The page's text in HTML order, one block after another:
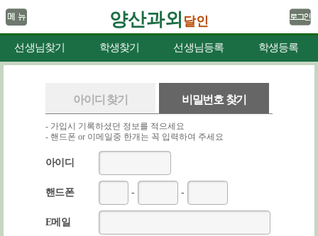
양산과외 달인
선생님찾기 학생찾기 선생님등록 학생등록
아이디 찾기 비밀번호 찾기
- 가입시 기록하셨던 정보를 적으세요
- 핸드폰 or 이메일중 한개는 꼭 입력하여 주세요
아이디
핸드폰 - -
E메일